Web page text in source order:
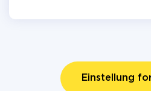
Einstellung